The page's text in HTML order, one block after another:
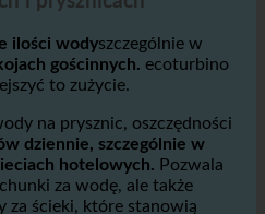
kosztów w
i prysznicach
ilości wodyszczególnie w
to zużycie.
na prysznic, oszczędności
dziennie, szczególnie w
hotelowych.Pozwala